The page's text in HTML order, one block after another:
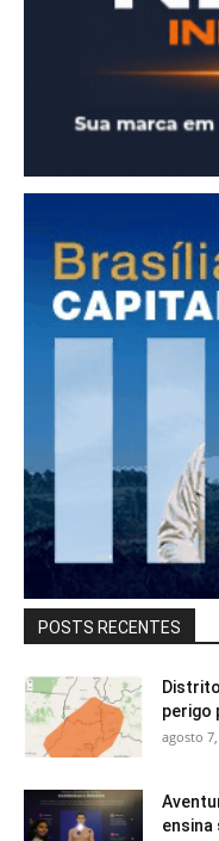
POSTS RECENTES
perigo
agosto
ensina